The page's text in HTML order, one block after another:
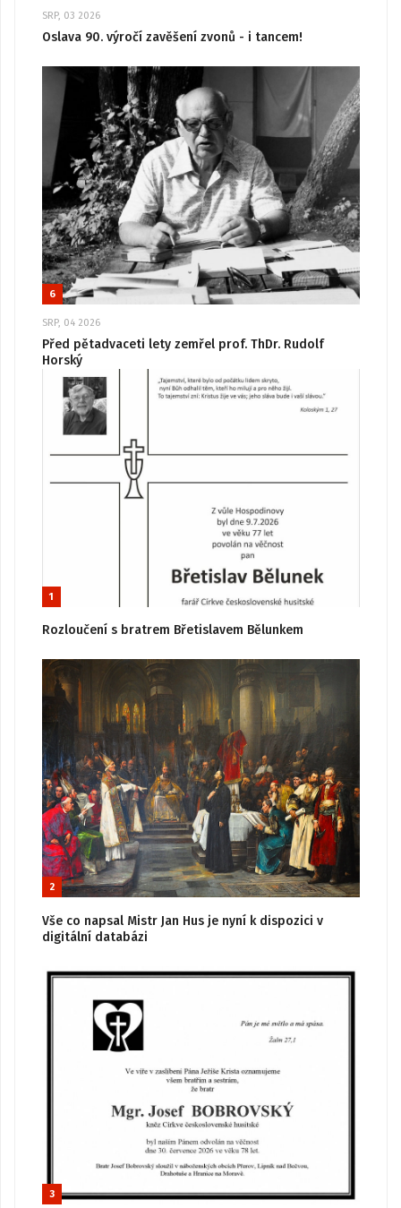
SRP, 03 2026
Oslava 90. výročí zavěšení zvonů - i tancem!
6
SRP, 04 2026
Před pětadvaceti lety zemřel prof. ThDr. Rudolf
Horský
1
Rozloučení s bratrem Břetislavem Bělunkem
2
Vše co napsal Mistr Jan Hus je nyní k dispozici v
digitální databázi
3